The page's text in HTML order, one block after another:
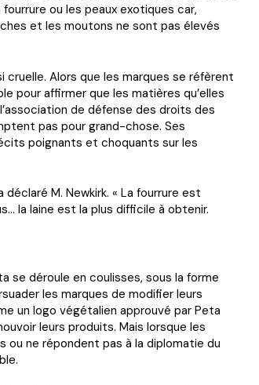
ou les peaux exotiques car,
et les moutons ne sont pas élevés
Alors que les marques se réfèrent
pour affirmer que les matières qu’elles
de défense des droits des
pas pour grand-chose. Ses
poignants et choquants sur les
M. Newkirk. « La fourrure est
la laine est la plus difficile à obtenir.
se déroule en coulisses, sous la forme
les marques de modifier leurs
un logo végétalien approuvé par Peta
leurs produits. Mais lorsque les
ne répondent pas à la diplomatie du